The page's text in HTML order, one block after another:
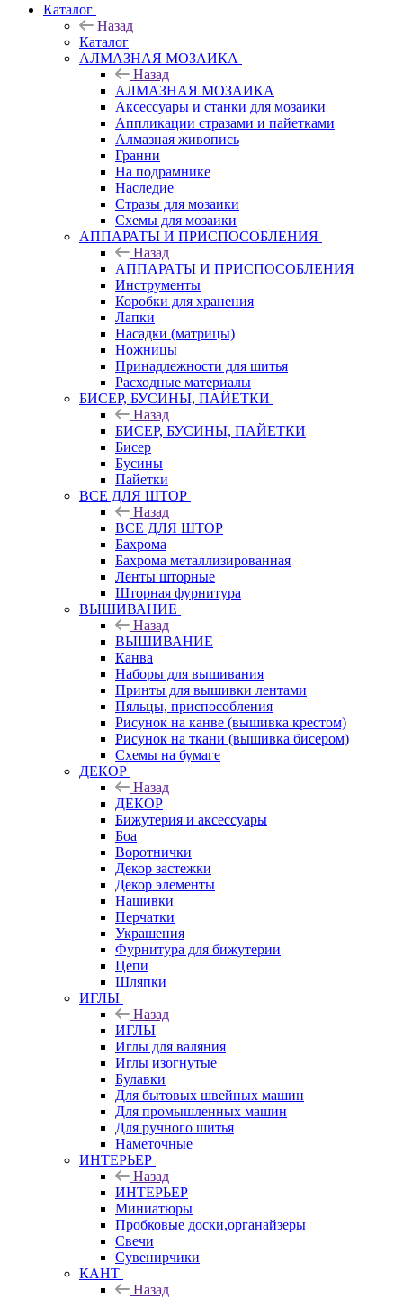
Каталог
Назад
Каталог
АЛМАЗНАЯ МОЗАИКА
Назад
АЛМАЗНАЯ МОЗАИКА
Аксессуары и станки для мозаики
Аппликации стразами и пайетками
Алмазная живопись
Гранни
На подрамнике
Наследие
Стразы для мозаики
Схемы для мозаики
АППАРАТЫ И ПРИСПОСОБЛЕНИЯ
Назад
АППАРАТЫ И ПРИСПОСОБЛЕНИЯ
Инструменты
Коробки для хранения
Лапки
Насадки (матрицы)
Ножницы
Принадлежности для шитья
Расходные материалы
БИСЕР, БУСИНЫ, ПАЙЕТКИ
Назад
БИСЕР, БУСИНЫ, ПАЙЕТКИ
Бисер
Бусины
Пайетки
ВСЕ ДЛЯ ШТОР
Назад
ВСЕ ДЛЯ ШТОР
Бахрома
Бахрома металлизированная
Ленты шторные
Шторная фурнитура
ВЫШИВАНИЕ
Назад
ВЫШИВАНИЕ
Канва
Наборы для вышивания
Принты для вышивки лентами
Пяльцы, приспособления
Рисунок на канве (вышивка крестом)
Рисунок на ткани (вышивка бисером)
Схемы на бумаге
ДЕКОР
Назад
ДЕКОР
Бижутерия и аксессуары
Боа
Воротнички
Декор застежки
Декор элементы
Нашивки
Перчатки
Украшения
Фурнитура для бижутерии
Цепи
Шляпки
ИГЛЫ
Назад
ИГЛЫ
Иглы для валяния
Иглы изогнутые
Булавки
Для бытовых швейных машин
Для промышленных машин
Для ручного шитья
Наметочные
ИНТЕРЬЕР
Назад
ИНТЕРЬЕР
Миниатюры
Пробковые доски,органайзеры
Свечи
Сувенирчики
КАНТ
Назад